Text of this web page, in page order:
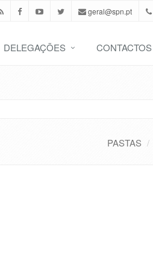
geral@spn.pt
DELEGAÇÕES CONTACTOS
PASTAS